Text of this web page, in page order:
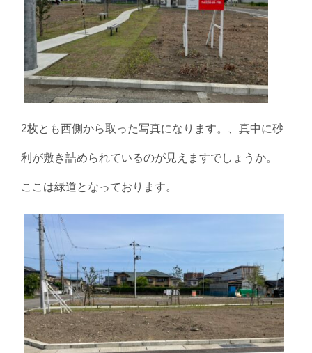
2枚とも西側から取った写真になります。、真中に砂
利が敷き詰められているのが見えますでしょうか。
ここは緑道となっております。